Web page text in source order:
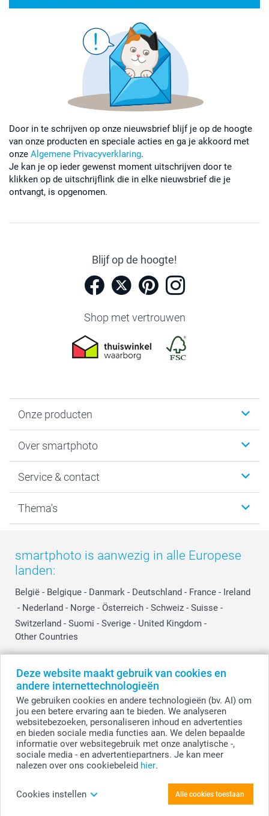
Deze website maakt gebruik van cookies en
andere internettechnologieën
We gebruiken cookies en andere technologieën (bv. AI) om
jou een betere ervaring aan te bieden. We analyseren
websitebezoeken, personaliseren inhoud en advertenties
en bieden sociale media functies aan. We delen bepaalde
informatie over websitegebruik met onze analytische -,
sociale media - en advertentiepartners. Je kan meer
nalezen over ons cookiebeleid hier.
Cookies instellen Alle cookies toestaan
Door in te schrijven op onze nieuwsbrief blijf je op de hoogte
van onze producten en speciale acties en ga je akkoord met
onze Algemene Privacyverklaring.
Je kan je op ieder gewenst moment uitschrijven door te
klikken op de uitschrijflink die in elke nieuwsbrief die je
ontvangt, is opgenomen.
Blijf op de hoogte!
Shop met vertrouwen
Onze producten
Fotoboeken
Fotocadeaus
Kaarten
Over smartphoto
Vacatures
Bestelproces
Privacy
Cookiebeleid
Reviews
Prijslijst
Investor Relations
Service & contact
Tevredenheidsgarantie
smartbonus
smartfriends
service@smartphoto.nl
Affiliate partnerprogramma
Partnerships
Influencer partnerprogramma
Thema's
Moederdag
Vaderdag
Huwelijk
smartphoto is aanwezig in alle Europese
landen:
België - Belgique - Danmark - Deutschland - France - Ireland
- Nederland - Norge - Österreich - Schweiz - Suisse -
Switzerland - Suomi - Sverige - United Kingdom -
Other Countries
© smartphoto group. Alle rechten voorbehouden.Disclaimer
Alle prijzen zijn in EURO (€) inclusief BTW en exclusief verzendkosten.